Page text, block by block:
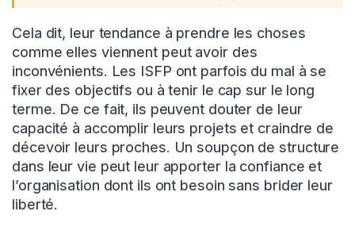
Cela dit, leur tendance à prendre les choses
comme elles viennent peut avoir des
inconvénients. Les ISFP ont parfois du mal à se
fixer des objectifs ou à tenir le cap sur le long
terme. De ce fait, ils peuvent douter de leur
capacité à accomplir leurs projets et craindre de
décevoir leurs proches. Un soupçon de structure
dans leur vie peut leur apporter la confiance et
l’organisation dont ils ont besoin sans brider leur
liberté.